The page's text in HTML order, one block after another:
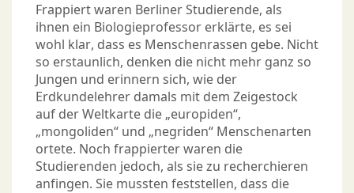
Frappiert waren Berliner Studierende, als
ihnen ein Biologieprofessor erklärte, es sei
wohl klar, dass es Menschenrassen gebe. Nicht
so erstaunlich, denken die nicht mehr ganz so
Jungen und erinnern sich, wie der
Erdkundelehrer damals mit dem Zeigestock
auf der Weltkarte die „europiden“,
„mongoliden“ und „negriden“ Menschenarten
ortete. Noch frappierter waren die
Studierenden jedoch, als sie zu recherchieren
anfingen. Sie mussten feststellen, dass die